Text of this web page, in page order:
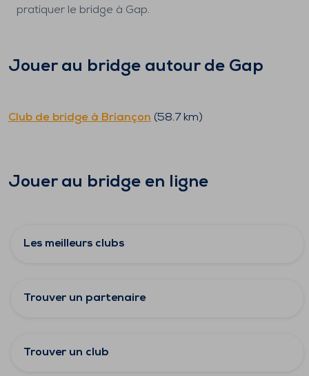
pratiquer le bridge à Gap.
Jouer au bridge autour de Gap
Club de bridge à Briançon (58.7 km)
Jouer au bridge en ligne
Les meilleurs clubs
Trouver un partenaire
Trouver un club